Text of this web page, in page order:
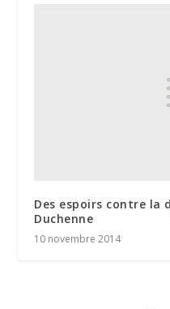
Des espoirs contre la
Duchenne
10 novembre 2014